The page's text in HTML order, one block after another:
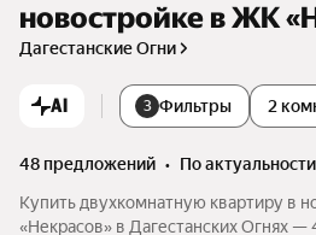
новостройке в ЖК
Дагестанские Огни
AI 3 Фильтры 2
48 предложений •
по актуальности
Купить двухкомнатную квартиру в
«Некрасов» в Дагестанских Огнях —